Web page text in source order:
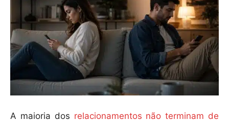
A maioria dos relacionamentos não terminam de